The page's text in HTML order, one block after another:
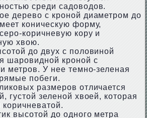
среди садоводов.
дерево с кроной диаметром до
коническую форму,
коричневую кору и
хвою.
до двух с половиной
шаровидной кроной с
метров. У нее темно-зеленая
побеги.
размеров отличается
густой зеленой хвоей, которая
высотой до одного метра